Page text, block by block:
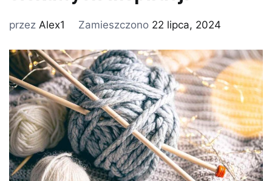
przez Alex1 Zamieszczono 22 lipca, 2024